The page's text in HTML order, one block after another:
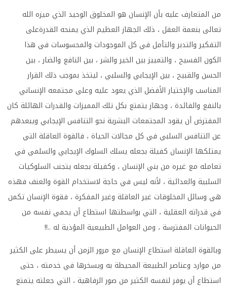
من المتعارف عليه بأن الإنسان هو المخلوق الوحيد الذي ميزه الله
تعالى بنعمة العقل ، ذلك الجهاز العظيم الذي يمنحه القدرةعلى
التفكير والتدبر والتأمل في كل الموجودات والمحسوسات في هذا
الكون الفسيح ، والتمييز بين الخير والشر ، بين النافع والضار ، بين
الحسن والقبيح ، بين الإيجابي والسلبي ، ليتخذ بموجب ذلك القرار
المناسب والإختيار الأفضل الذي يعود عليه وعلى مجتمعه الإنساني
بالنفع والفائدة ، وجهاز يتمتع بكل تلك المميزات والقدرات الهائلة كان
المفترض أن يقود المجتمعات البشرية نحو التنافس الإيجابي ويبعدهم
عن التنافس السلبي في كل مجالات الحياة ، فالقوة العاقلة التي
يمتلكها الإنسان كفيلة بجعله يسلك السلوك الإيجابي والسلمي في
تعامله مع غيره من بني الإنسان ، وكفيلة بجعله يتجنب السلوكيات
السلبية والعدائية ، لأنه ليس في حاجة لاستخدام القوة والعنف فهذه
هي وسائل المخلوقات غير العاقلة وغير المفكرة ، فقوة الإنسان تكمن
في قدراته العقلية ، التي بواسطتها استطاع أن يحمي نفسه من
الحيوانات المفترسة ، ومن العوامل الطبيعية المؤذية له ..!!
وبالقوة العاقلة استطاع الإنسان مع مرور الزمن أن يسيطر على الكثير
من موارد وعناصر الطبيعة المحيطة به ويسخرها في خدمته ، حتى
استطاع أن يوفر لنفسه الكثير من صور الرفاهية ، التي جعلته يتمتع